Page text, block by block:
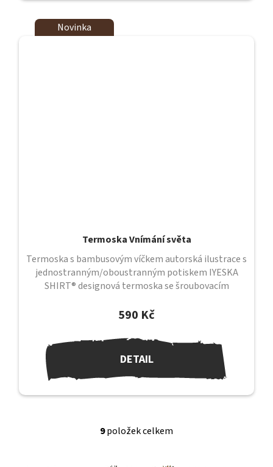
Novinka
Termoska Vnímání světa
590 Kč
DETAIL
Termoska s bambusovým víčkem autorská ilustrace s
jednostranným/oboustranným potiskem IYESKA
SHIRT® designová termoska se šroubovacím
O
9položek celkem